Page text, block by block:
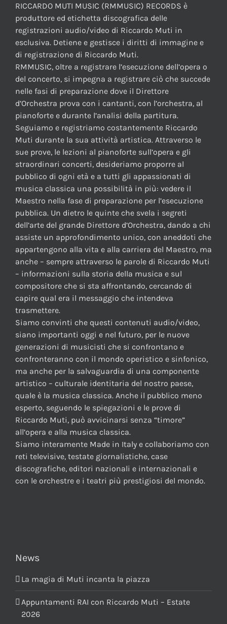
RICCARDO MUTI MUSIC (RMMUSIC) RECORDS è
produttore ed etichetta discografica delle
registrazioni audio/video di Riccardo Muti in
esclusiva. Detiene e gestisce i diritti di immagine e
di registrazione di Riccardo Muti.
RMMUSIC, oltre a registrare l’esecuzione dell’opera o
del concerto, si impegna a registrare ciò che succede
nelle fasi di preparazione dove il Direttore
d’Orchestra prova con i cantanti, con l’orchestra, al
pianoforte e durante l’analisi della partitura.
Seguiamo e registriamo costantemente Riccardo
Muti durante la sua attività artistica. Attraverso le
sue prove, le lezioni al pianoforte sull’opera e gli
straordinari concerti, desideriamo proporre al
pubblico di ogni età e a tutti gli appassionati di
musica classica una possibilità in più: vedere il
Maestro nella fase di preparazione per l’esecuzione
pubblica. Un dietro le quinte che svela i segreti
dell’arte del grande Direttore d’Orchestra, dando a chi
assiste un approfondimento unico, con aneddoti che
appartengono alla vita e alla carriera del Maestro, ma
anche – sempre attraverso le parole di Riccardo Muti
– informazioni sulla storia della musica e sul
compositore che si sta affrontando, cercando di
capire qual era il messaggio che intendeva
trasmettere.
Siamo convinti che questi contenuti audio/video,
siano importanti oggi e nel futuro, per le nuove
generazioni di musicisti che si confrontano e
confronteranno con il mondo operistico e sinfonico,
ma anche per la salvaguardia di una componente
artistico – culturale identitaria del nostro paese,
quale è la musica classica. Anche il pubblico meno
esperto, seguendo le spiegazioni e le prove di
Riccardo Muti, può avvicinarsi senza “timore”
all’opera e alla musica classica.
Siamo interamente Made in Italy e collaboriamo con
reti televisive, testate giornalistiche, case
discografiche, editori nazionali e internazionali e
con le orchestre e i teatri più prestigiosi del mondo.
News
La magia di Muti incanta la piazza
Appuntamenti RAI con Riccardo Muti – Estate
2026